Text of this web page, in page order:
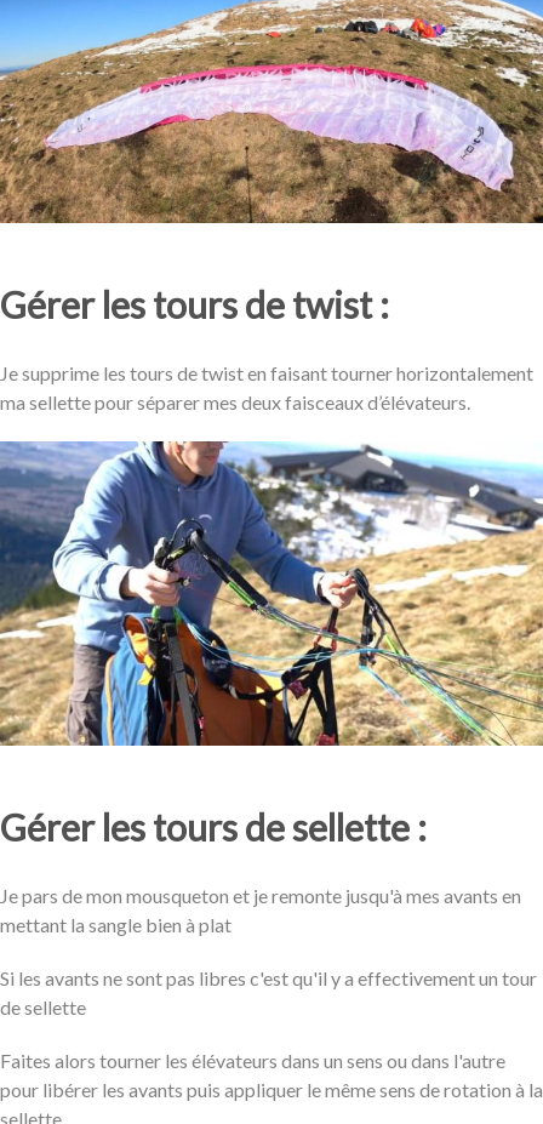
Gérer les tours de twist :
Je supprime les tours de twist en faisant tourner horizontalement
ma sellette pour séparer mes deux faisceaux d’élévateurs.
Gérer les tours de sellette :
Je pars de mon mousqueton et je remonte jusqu'à mes avants en
mettant la sangle bien à plat
Si les avants ne sont pas libres c'est qu'il y a effectivement un tour
de sellette
Faites alors tourner les élévateurs dans un sens ou dans l'autre
pour libérer les avants puis appliquer le même sens de rotation à la
sellette